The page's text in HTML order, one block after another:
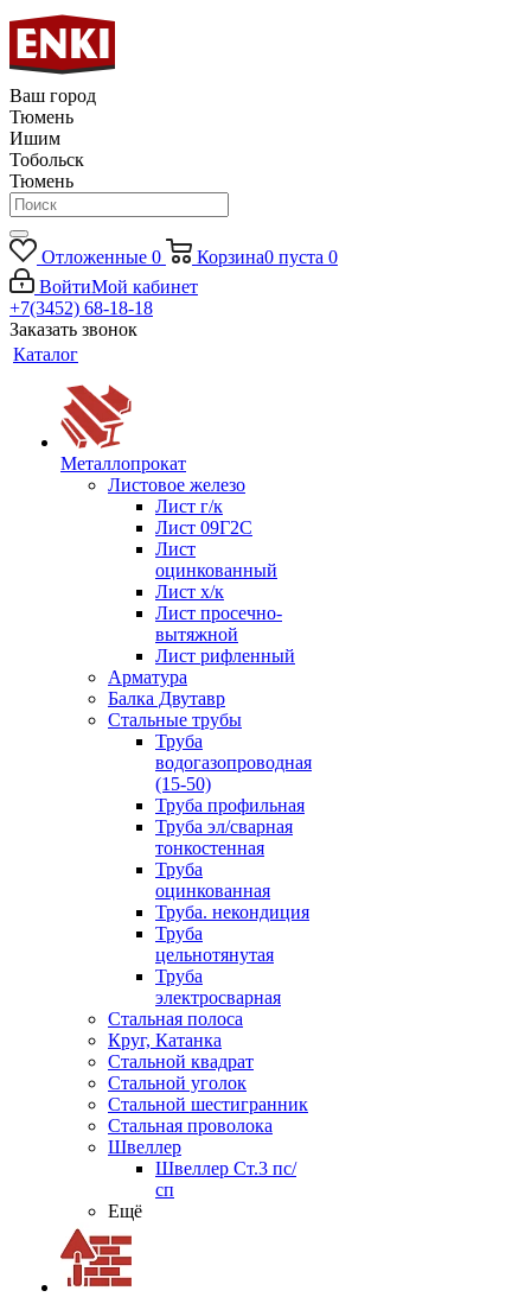
Ваш город
Тюмень
Ишим
Тобольск
Тюмень
Отложенные 0 Корзина0 пуста 0
ВойтиМой кабинет
+7(3452) 68-18-18
Заказать звонок
Каталог
Металлопрокат
Листовое железо
Лист г/к
Лист 09Г2С
Лист
оцинкованный
Лист х/к
Лист просечно-
вытяжной
Лист рифленный
Арматура
Балка Двутавр
Стальные трубы
Труба
водогазопроводная
(15-50)
Труба профильная
Труба эл/сварная
тонкостенная
Труба
оцинкованная
Труба. некондиция
Труба
цельнотянутая
Труба
электросварная
Стальная полоса
Круг, Катанка
Стальной квадрат
Стальной уголок
Стальной шестигранник
Стальная проволока
Швеллер
Швеллер Ст.3 пс/
сп
Ещё